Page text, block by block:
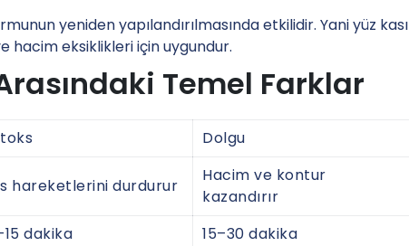
yeniden yapılandırılmasında etkilidir. Yani yüz kası
hacim eksiklikleri için uygundur.
Temel Farklar
Dolgu
hareketlerini durdurur
Hacim ve kontur
kazandırır
dakika 15–30 dakika